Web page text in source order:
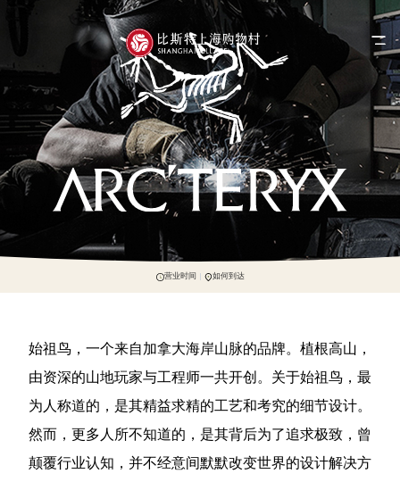
营业时间 如何到达
始祖鸟，一个来自加拿大海岸山脉的品牌。植根高山，
由资深的山地玩家与工程师一共开创。关于始祖鸟，最
为人称道的，是其精益求精的工艺和考究的细节设计。
然而，更多人所不知道的，是其背后为了追求极致，曾
颠覆行业认知，并不经意间默默改变世界的设计解决方